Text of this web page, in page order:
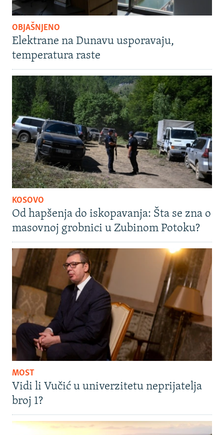
OBJAŠNJENO
Elektrane na Dunavu usporavaju,
temperatura raste
KOSOVO
Od hapšenja do iskopavanja: Šta se zna o
masovnoj grobnici u Zubinom Potoku?
MOST
Vidi li Vučić u univerzitetu neprijatelja
broj 1?